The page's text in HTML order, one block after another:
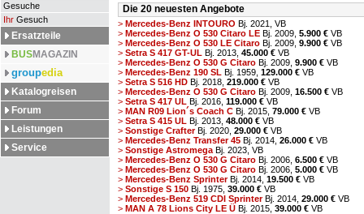
Gesuche
Ihr Gesuch
Ersatzteile
BUSMAGAZIN
groupedia
Katalogreisen
Forum
Leistungen
Service
Die 20 neuesten Angebote
> Mercedes-Benz INTOURO Bj. 2021, VB
> Mercedes-Benz O 530 Citaro LE Bj. 2009, 5.900 € VB
> Mercedes-Benz O 530 LE Citaro Bj. 2009, 9.900 € VB
> Setra S 417 GT-UL Bj. 2013, 45.000 € VB
> Mercedes-Benz O 530 G Citaro Bj. 2009, 9.900 € VB
> Mercedes-Benz 190 SL Bj. 1959, 129.000 € VB
> Setra S 516 HD Bj. 2018, 219.000 € VB
> Mercedes-Benz O 530 G Citaro Bj. 2009, 16.500 € VB
> Setra S 417 UL Bj. 2016, 119.000 € VB
> MAN R09 Lion´s Coach C Bj. 2015, 79.000 € VB
> Setra S 415 UL Bj. 2013, 48.000 € VB
> Sonstige CrafterBj. 2020, 29.000 € VB
> Mercedes-Benz Transfer 45 Bj. 2014, 26.000 € VB
> Sonstige Astromega Bj. 2023, VB
> Mercedes-Benz O 530 G Citaro Bj. 2006, 6.500 € VB
> Mercedes-Benz O 530 G Citaro Bj. 2006, 5.000 € VB
> Mercedes-Benz SprinterBj. 2014, 19.500 € VB
> Sonstige S 150 Bj. 1975, 39.000 € VB
> Mercedes-Benz 519 CDI SprinterBj. 2014, 29.000 € VB
> MAN A 78 Lions City LE Ü Bj. 2015, 39.000 € VB